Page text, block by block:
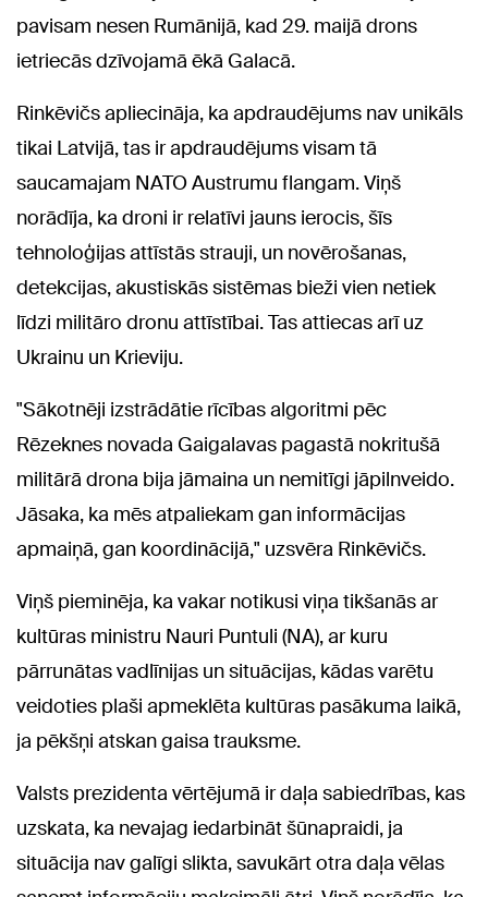
pavisam nesen Rumānijā, kad 29. maijā drons
ietriecās dzīvojamā ēkā Galacā.
Rinkēvičs apliecināja, ka apdraudējums nav unikāls
tikai Latvijā, tas ir apdraudējums visam tā
saucamajam NATO Austrumu flangam. Viņš
norādīja, ka droni ir relatīvi jauns ierocis, šīs
tehnoloģijas attīstās strauji, un novērošanas,
detekcijas, akustiskās sistēmas bieži vien netiek
līdzi militāro dronu attīstībai. Tas attiecas arī uz
Ukrainu un Krieviju.
"Sākotnēji izstrādātie rīcības algoritmi pēc
Rēzeknes novada Gaigalavas pagastā nokritušā
militārā drona bija jāmaina un nemitīgi jāpilnveido.
Jāsaka, ka mēs atpaliekam gan informācijas
apmaiņā, gan koordinācijā," uzsvēra Rinkēvičs.
Viņš pieminēja, ka vakar notikusi viņa tikšanās ar
kultūras ministru Nauri Puntuli (NA), ar kuru
pārrunātas vadlīnijas un situācijas, kādas varētu
veidoties plaši apmeklēta kultūras pasākuma laikā,
ja pēkšņi atskan gaisa trauksme.
Valsts prezidenta vērtējumā ir daļa sabiedrības, kas
uzskata, ka nevajag iedarbināt šūnapraidi, ja
situācija nav galīgi slikta, savukārt otra daļa vēlas